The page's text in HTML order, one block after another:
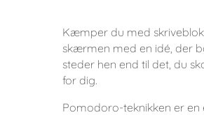
Kæmper du med
skærmen med en idé, der
steder hen end til det, du
for dig.
Pomodoro-teknikken er